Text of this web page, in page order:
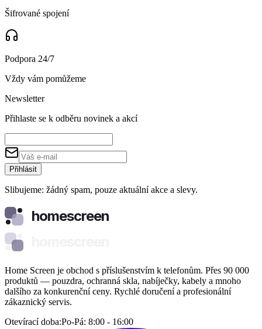
Šifrované spojení
Podpora 24/7
Vždy vám pomůžeme
Newsletter
Přihlaste se k odběru novinek a akcí
Přihlásit
Slibujeme: žádný spam, pouze aktuální akce a slevy.
homescreen
Home Screen je obchod s příslušenstvím k telefonům. Přes 90 000
produktů — pouzdra, ochranná skla, nabíječky, kabely a mnoho
dalšího za konkurenční ceny. Rychlé doručení a profesionální
zákaznický servis.
Otevírací doba:Po-Pá: 8:00 - 16:00